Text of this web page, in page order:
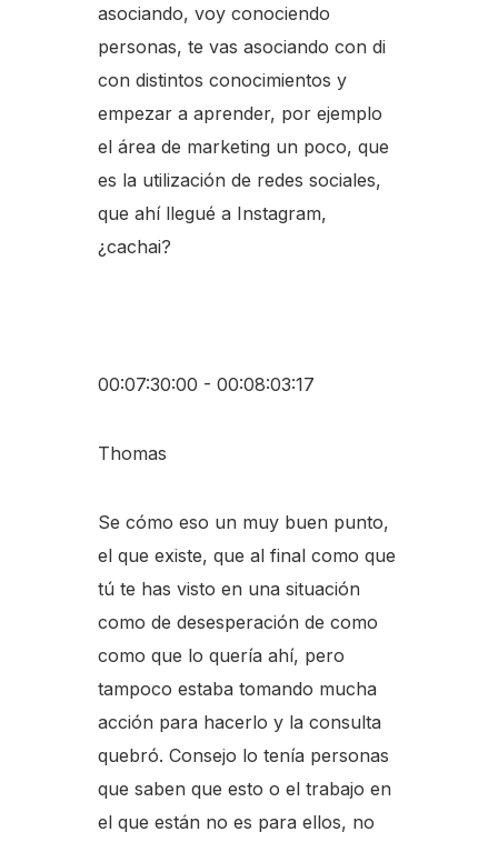
asociando, voy conociendo
personas, te vas asociando con di
con distintos conocimientos y
empezar a aprender, por ejemplo
el área de marketing un poco, que
es la utilización de redes sociales,
que ahí llegué a Instagram,
¿cachai?
00:07:30:00 - 00:08:03:17
Thomas
Se cómo eso un muy buen punto,
el que existe, que al final como que
tú te has visto en una situación
como de desesperación de como
como que lo quería ahí, pero
tampoco estaba tomando mucha
acción para hacerlo y la consulta
quebró. Consejo lo tenía personas
que saben que esto o el trabajo en
el que están no es para ellos, no